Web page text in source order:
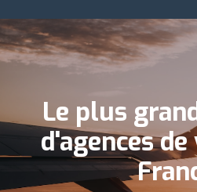
Le plus
d'agences